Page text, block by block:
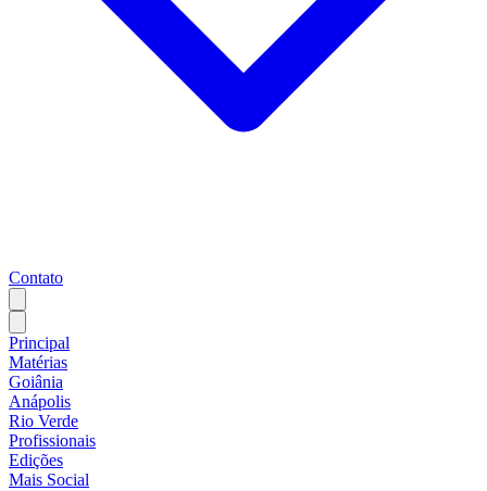
Contato
Principal
Matérias
Goiânia
Anápolis
Rio Verde
Profissionais
Edições
Mais Social